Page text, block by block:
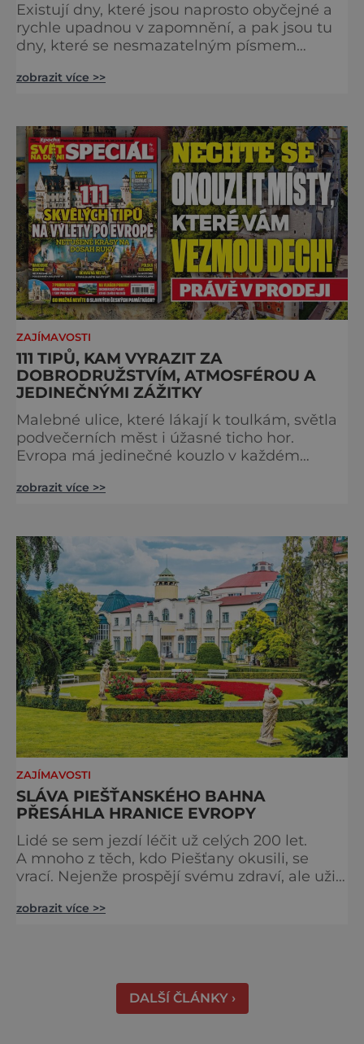
Existují dny, které jsou naprosto obyčejné a
rychle upadnou v zapomnění, a pak jsou tu
dny, které se nesmazatelným písmem
dojde k významnému objevu nebo děsivé
krážem. Je 10. dubna roku 49 př. n. l. a na
břehu říčky Rubikon pronáší Gaius Julius
Caesar svou slavnou vě
zobrazit více >>
ZAJÍMAVOSTI
111 TIPŮ, KAM VYRAZIT ZA
DOBRODRUŽSTVÍM, ATMOSFÉROU A
JEDINEČNÝMI ZÁŽITKY
Malebné ulice, které lákají k toulkám, světla
podvečerních měst i úžasné ticho hor.
Evropa má jedinečné kouzlo v každém
zve na cestu plnou inspirace, dobrodružství i
podobě. Města s neopakovatelnou
atmosférou Vydejte se s námi na prohlídku
měst, která patří k
zobrazit více >>
ZAJÍMAVOSTI
SLÁVA PIEŠŤANSKÉHO BAHNA
PŘESÁHLA HRANICE EVROPY
Lidé se sem jezdí léčit už celých 200 let.
A mnoho z těch, kdo Piešťany okusili, se
vrací. Nejenže prospějí svému zdraví, ale užijí
řekne slovenské lázně, Piešťany bývají první
zobrazit více >>
DALŠÍ ČLÁNKY ›